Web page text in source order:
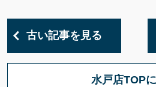
古い記事を見る
水戸店TOP